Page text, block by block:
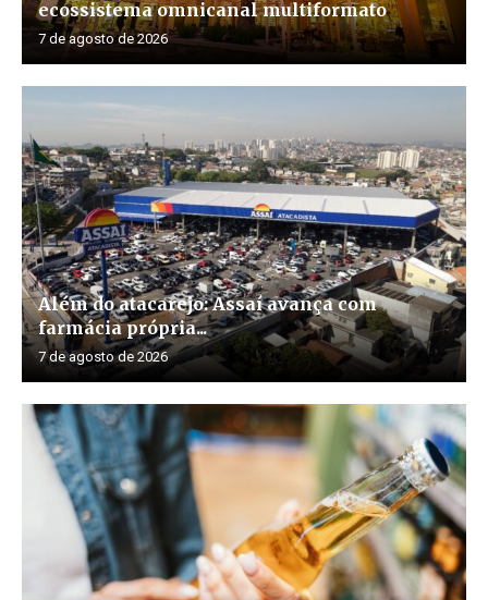
ecossistema omnicanal multiformato
7 de agosto de 2026
Além do atacarejo: Assaí avança com
farmácia própria...
7 de agosto de 2026